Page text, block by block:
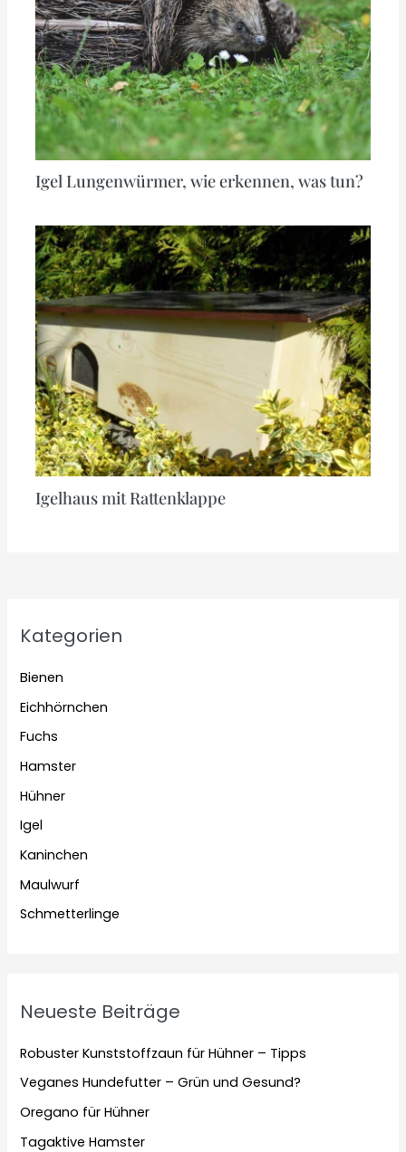
Igel Lungenwürmer, wie erkennen, was tun?
Igelhaus mit Rattenklappe
Kategorien
Bienen
Eichhörnchen
Fuchs
Hamster
Hühner
Igel
Kaninchen
Maulwurf
Schmetterlinge
Neueste Beiträge
Robuster Kunststoffzaun für Hühner – Tipps
Veganes Hundefutter – Grün und Gesund?
Oregano für Hühner
Tagaktive Hamster